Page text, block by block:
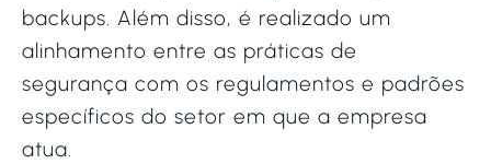
backups. Além disso, é realizado um
alinhamento entre as práticas de
segurança com os regulamentos e padrões
específicos do setor em que a empresa
atua.